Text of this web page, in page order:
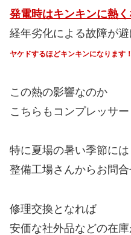
発電時はキンキンに熱
経年劣化による故障が避
ヤケドするほどキンキンになります！
この熱の影響なのか
こちらもコンプレッサー
特に夏場の暑い季節には
整備工場さんからお問合
修理交換となれば
安価な社外品などの在